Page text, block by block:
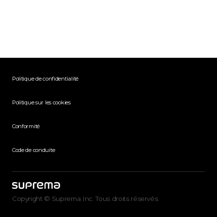
Politique de confidentialité
Politique sur les cookies
Conformité
Code de conduite
Copyright © Suprema Inc. Tous droits réservés.